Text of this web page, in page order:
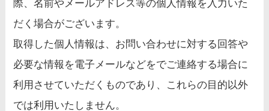
際、名前やメールアドレス等の個人情報を入力いた
だく場合がございます。
取得した個人情報は、お問い合わせに対する回答や
必要な情報を電子メールなどをでご連絡する場合に
利用させていただくものであり、これらの目的以外
では利用いたしません。